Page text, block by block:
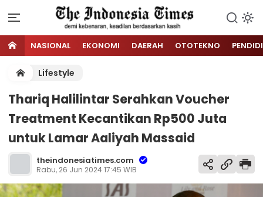
NASIONAL EKONOMI DAERAH OTOTEKNO
Lifestyle
Thariq Halilintar Serahkan Voucher
Treatment Kecantikan Rp500 Juta
untuk Lamar Aaliyah Massaid
theindonesiatimes.com
Rabu, 26 Jun 2024 17:45 WIB